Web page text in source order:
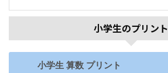
小学生のプリント
小学生 算数 プリント